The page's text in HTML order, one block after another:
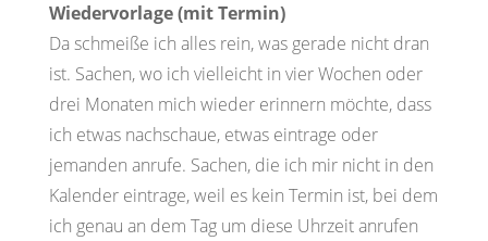
Wiedervorlage (mit Termin)
Da schmeiße ich alles rein, was gerade nicht dran
ist. Sachen, wo ich vielleicht in vier Wochen oder
drei Monaten mich wieder erinnern möchte, dass
ich etwas nachschaue, etwas eintrage oder
jemanden anrufe. Sachen, die ich mir nicht in den
Kalender eintrage, weil es kein Termin ist, bei dem
ich genau an dem Tag um diese Uhrzeit anrufen